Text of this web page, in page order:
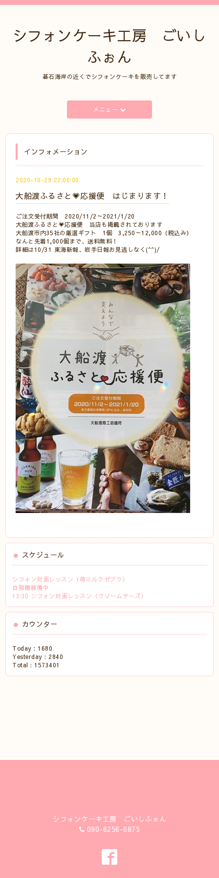
シフォンケーキ工房 ごいし
ふぉん
碁石海岸の近くでシフォンケーキを販売してます
メニュー
インフォメーション
2020-10-29 22:06:00
大船渡ふるさと💗応援便 はじまります！
ご注文受付期間 2020/11/2～2021/1/20
大船渡ふるさと💗応援便 当店も掲載されております
大船渡市内35社の厳選ギフト 1個 3,250～12,000（税込み）
なんと先着1,000個まで、送料無料！
詳細は10/31 東海新報、岩手日報お見逃しなく(^^)/
スケジュール
シフォン対面レッスン（苺ミルクゼブラ）
自販機稼働中
13:30 シフォン対面レッスン（クリームチーズ）
カウンター
Today : 1680
Yesterday : 2840
Total : 1573401
シフォンケーキ工房 ごいしふぉん
090-6256-6875